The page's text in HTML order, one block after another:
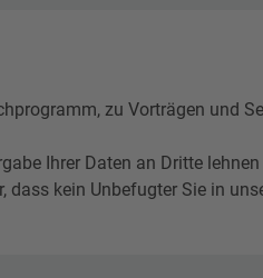
zu Vorträgen und
Ihrer Daten an Dritte
kein Unbefugter Sie in